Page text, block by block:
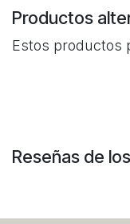
Productos
Estos productos
Reseñas de